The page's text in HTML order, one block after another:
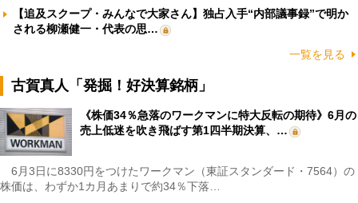
【追及スクープ・みんなで大家さん】独占入手“内部議事録”で明か
される柳瀬健一・代表の思…
一覧を見る
古賀真人「発掘！好決算銘柄」
《株価34％急落のワークマンに特大反転の期待》6月の
売上低迷を吹き飛ばす第1四半期決算、…
6月3日に8330円をつけたワークマン（東証スタンダード・7564）の
株価は、わずか1カ月あまりで約34％下落…